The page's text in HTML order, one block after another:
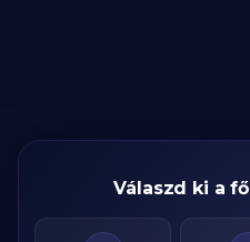
Válaszd ki a fő